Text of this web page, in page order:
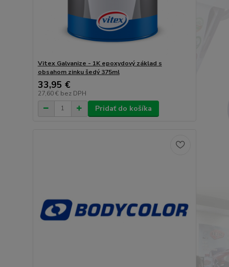
Vitex Galvanize - 1K epoxydový základ s
obsahom zinku šedý 375ml
33,95 €
27,60 € bez DPH
Pridať do košíka